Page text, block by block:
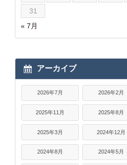
« 7月
31
アーカイブ
2026年7月 2026年2月
2025年11月 2025年8月
2025年3月 2024年12月
2024年8月 2024年5月